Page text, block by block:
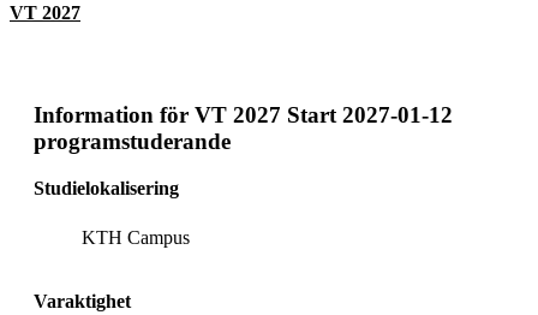
VT 2027
Information för VT 2027 Start 2027-01-12
programstuderande
Studielokalisering
KTH Campus
Varaktighet